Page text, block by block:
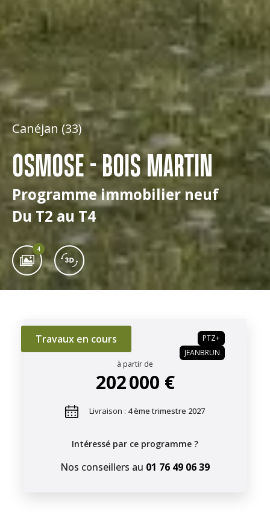
Canéjan (33)
OSMOSE - BOIS MARTIN
Programme immobilier neuf
Du T2 au T4
4
PTZ+
JEANBRUN
Travaux en cours
à partir de
202 000 €
Livraison : 4 ème trimestre 2027
Intéressé par ce programme ?
Nos conseillers au 01 76 49 06 39